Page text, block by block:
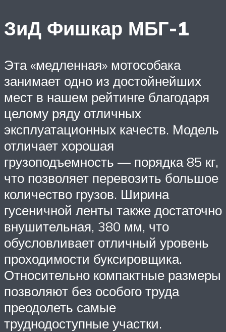
ЗиД Фишкар МБГ-1
Эта «медленная» мотособака
занимает одно из достойнейших
мест в нашем рейтинге благодаря
целому ряду отличных
эксплуатационных качеств. Модель
отличает хорошая
грузоподъемность — порядка 85 кг,
что позволяет перевозить большое
количество грузов. Ширина
гусеничной ленты также достаточно
внушительная, 380 мм, что
обусловливает отличный уровень
проходимости буксировщика.
Относительно компактные размеры
позволяют без особого труда
преодолеть самые
труднодоступные участки.